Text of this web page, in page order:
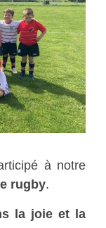
à notre
rugby.
la joie et la